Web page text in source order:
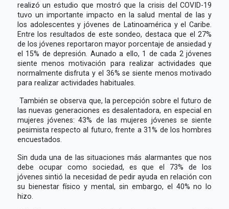
realizó un estudio que mostró que la crisis del COVID-19
tuvo un importante impacto en la salud mental de las y
los adolescentes y jóvenes de Latinoamérica y el Caribe.
Entre los resultados de este sondeo, destaca que el 27%
de los jóvenes reportaron mayor porcentaje de ansiedad y
el 15% de depresión. Aunado a ello, 1 de cada 2 jóvenes
siente menos motivación para realizar actividades que
normalmente disfruta y el 36% se siente menos motivado
para realizar actividades habituales.
También se observa que, la percepción sobre el futuro de
las nuevas generaciones es desalentadora, en especial en
mujeres jóvenes: 43% de las mujeres jóvenes se siente
pesimista respecto al futuro, frente a 31% de los hombres
encuestados.
Sin duda una de las situaciones más alarmantes que nos
debe ocupar como sociedad, es que el 73% de los
jóvenes sintió la necesidad de pedir ayuda en relación con
su bienestar físico y mental, sin embargo, el 40% no lo
hizo.